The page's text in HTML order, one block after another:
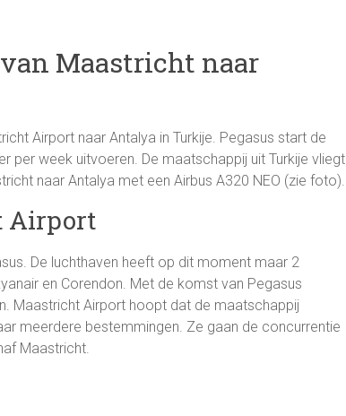
Maastricht naar
Airport naar Antalya in Turkije. Pegasus start de
per week uitvoeren. De maatschappij uit Turkije vliegt
naar Antalya met een Airbus A320 NEO (zie foto).
Airport
De luchthaven heeft op dit moment maar 2
en Corendon. Met de komst van Pegasus
Maastricht Airport hoopt dat de maatschappij
meerdere bestemmingen. Ze gaan de concurrentie
Maastricht.